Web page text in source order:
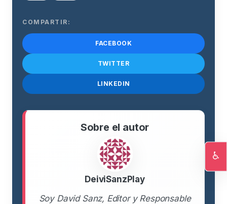
COMPARTIR:
FACEBOOK
TWITTER
LINKEDIN
Sobre el autor
DeiviSanzPlay
Soy David Sanz, Editor y Responsable
♿